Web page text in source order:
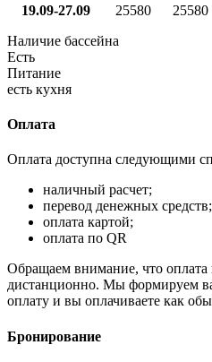
19.09-27.09 25580 25580
Наличие бассейна
Есть
Питание
есть кухня
Оплата
Оплата доступна следующими
наличный расчет;
перевод денежных средств;
оплата картой;
оплата по QR
Обращаем внимание, что оплата
дистанционно. Мы формируем
оплату и вы оплачиваете как
Бронирование